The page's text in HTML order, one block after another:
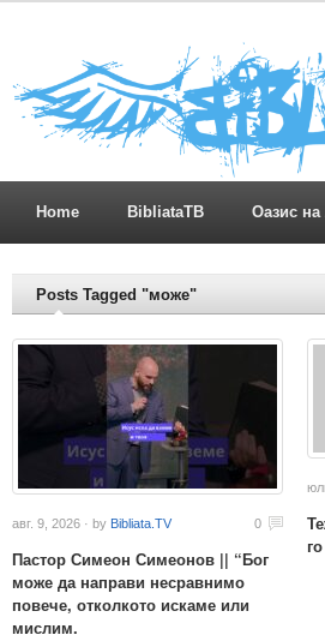
Home BibliataTB Оазис
Posts Tagged "може"
авг. 9, 2026 · by Bibliata.TV 0
Пастор Симеон Симеонов || “Бог
може да направи несравнимо
повече, отколкото искаме или
мислим.